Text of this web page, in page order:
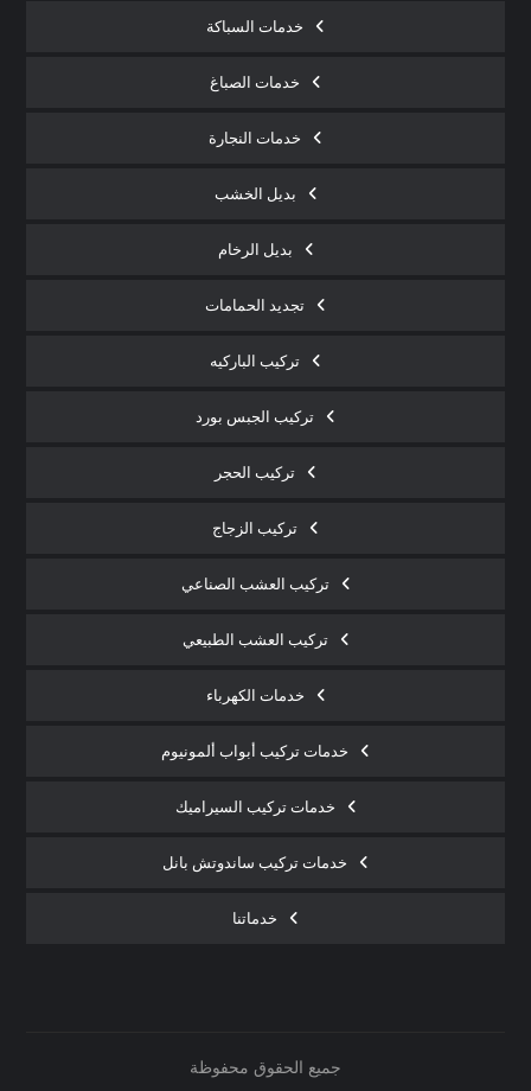
خدمات السباكة
خدمات الصباغ
خدمات النجارة
بديل الخشب
بديل الرخام
تجديد الحمامات
تركيب الباركيه
تركيب الجبس بورد
تركيب الحجر
تركيب الزجاج
تركيب العشب الصناعي
تركيب العشب الطبيعي
خدمات الكهرباء
خدمات تركيب أبواب ألمونيوم
خدمات تركيب السيراميك
خدمات تركيب ساندوتش بانل
خدماتنا
جميع الحقوق محفوظة